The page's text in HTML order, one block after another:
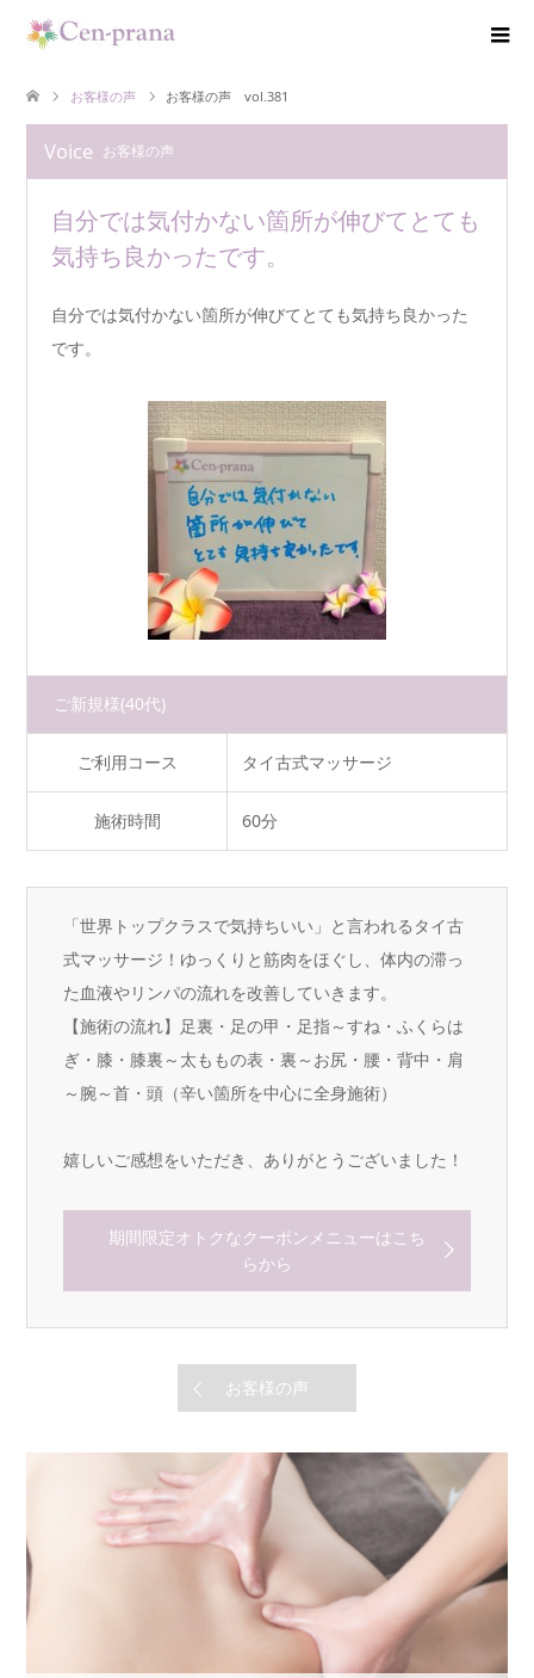
お客様の声 お客様の声 vol.381
Voice お客様の声
自分では気付かない箇所が伸びてとても
気持ち良かったです。
自分では気付かない箇所が伸びてとても気持ち良かった
です。
ご新規様(40代)
ご利用コース タイ古式マッサージ
施術時間 60分
「世界トップクラスで気持ちいい」と言われるタイ古
式マッサージ！ゆっくりと筋肉をほぐし、体内の滞っ
た血液やリンパの流れを改善していきます。
【施術の流れ】足裏・足の甲・足指～すね・ふくらは
ぎ・膝・膝裏～太ももの表・裏～お尻・腰・背中・肩
～腕～首・頭（辛い箇所を中心に全身施術）
嬉しいご感想をいただき、ありがとうございました！
期間限定オトクなクーポンメニューはこち
らから
お客様の声